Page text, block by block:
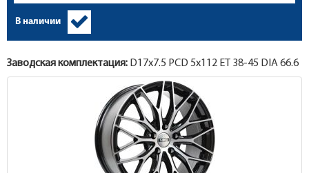
В наличии
Заводская комплектация: D17x7.5 PCD 5x112 ET 38-45 DIA 66.6